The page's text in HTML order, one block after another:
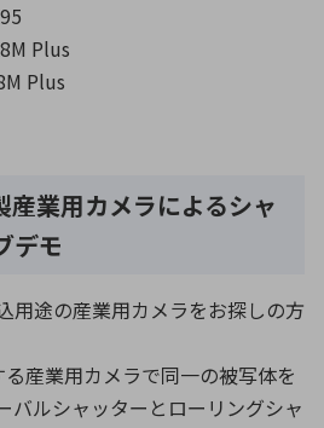
Plus
Plus
業用カメラによるシャ
デモ
用途の産業用カメラをお探しの方
産業用カメラで同一の被写体を
バルシャッターとローリングシャ